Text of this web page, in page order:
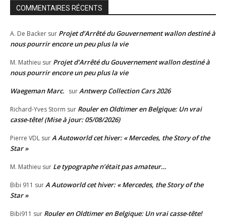
COMMENTAIRES RÉCENTS
A. De Backer sur Projet d’Arrêté du Gouvernement wallon destiné à
nous pourrir encore un peu plus la vie
M. Mathieu sur Projet d’Arrêté du Gouvernement wallon destiné à
nous pourrir encore un peu plus la vie
Waegeman Marc. surAntwerp Collection Cars 2026
Richard-Yves Storm sur Rouler en Oldtimer en Belgique: Un vrai
casse-tête! (Mise à jour: 05/08/2026)
Pierre VDL surA Autoworld cet hiver: « Mercedes, the Story of the
Star »
M. Mathieu sur Le typographe n’était pas amateur…
Bibi 911 surA Autoworld cet hiver: « Mercedes, the Story of the
Star »
Bibi911 sur Rouler en Oldtimer en Belgique: Un vrai casse-tête!